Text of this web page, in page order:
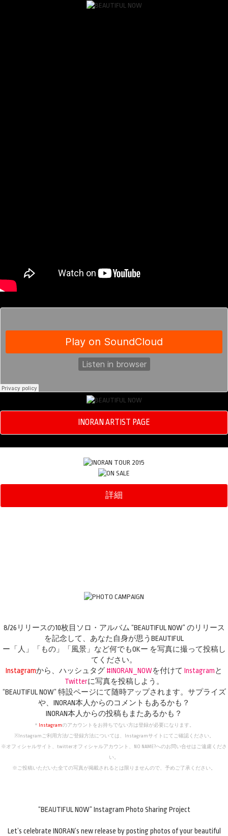
INORAN ARTIST PAGE
詳細
8/26リリースの10枚目ソロ・アルバム “BEAUTIFUL NOW” のリリース
を記念して、あなた自身が思うBEAUTIFUL
ー「人」「もの」「風景」など何でもOKー を写真に撮って投稿し
てください。
Instagramから、ハッシュタグ #INORAN_NOWを付けて Instagramと
Twitterに写真を投稿しよう。
“BEAUTIFUL NOW” 特設ページにて随時アップされます。サプライズ
や、INORAN本人からのコメントもあるかも？
INORAN本人からの投稿もまたあるかも？
＊ Instagramのアカウントをお持ちでない方は登録が必要になります。
※Instagramご利用方法/ご登録方法については、Instagramサイトにてご確認ください。
※オフィシャルサイト、twitterオフィシャルアカウント、NO NAME?へのお問い合せはご遠慮くださ
い。
※ご投稿いただいた全ての写真が掲載されるとは限りませんので、予めご了承ください。
“BEAUTIFUL NOW” Instagram Photo Sharing Project
Let’s celebrate INORAN’s new release by posting photos of your beautiful